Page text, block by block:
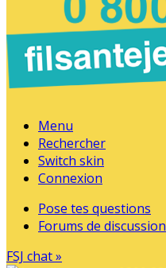
Menu
Rechercher
Switch skin
Connexion
Pose tes questions
Forums de discussion
FSJ chat »